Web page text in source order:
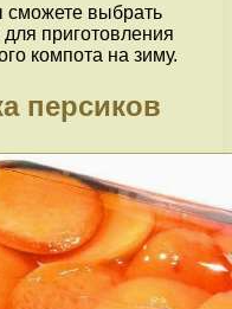
выбрать
приготовления
компота на зиму.
персиков